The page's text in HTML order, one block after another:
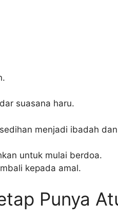
suasana haru.
menjadi ibadah
untuk mulai berdoa.
kepada amal.
Punya